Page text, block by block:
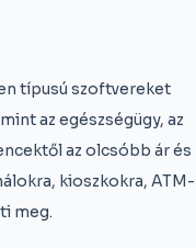
típusú szoftvereket
az egészségügy, az
az olcsóbb ár és
kioszkokra, ATM-
meg.